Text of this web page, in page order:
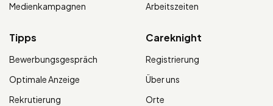
Medienkampagnen
Arbeitszeiten
Tipps
Bewerbungsgespräch
Optimale Anzeige
Rekrutierung
Careknight
Registrierung
Über uns
Orte